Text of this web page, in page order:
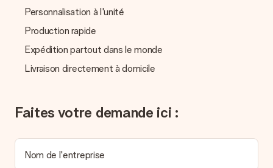
Que puis-je faire si le cadeau ne me convient pas tout à
fait ?
Nous déplorons le fait que votre cadeau ne vous plaise pas.
vous aidera à trouver une solution satisfaisante.
La facture est-elle envoyée avec le cadeau ?
pouvez de même retrouver votre facture dans votre espace
un véritable effet surprise !
Personnalisation à l'unité
Production rapide
Expédition partout dans le monde
Livraison directement à domicile
Faites votre demande ici :
Nom de l'entreprise